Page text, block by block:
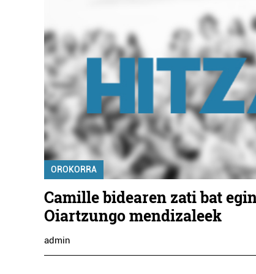
OROKORRA
Camille bidearen zati bat
Oiartzungo mendizaleek
admin